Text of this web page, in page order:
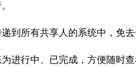
所有共享人的系统中，免去
行中、已完成，方便随时查